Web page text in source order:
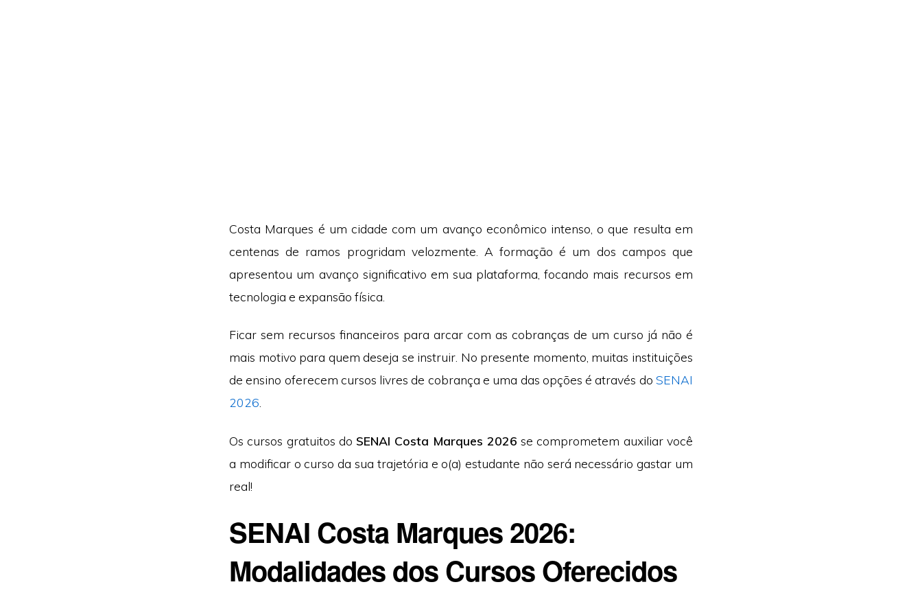
Costa Marques é um cidade com um avanço econômico intenso, o que resulta em
centenas de ramos progridam velozmente. A formação é um dos campos que
apresentou um avanço significativo em sua plataforma, focando mais recursos em
tecnologia e expansão física.
Ficar sem recursos financeiros para arcar com as cobranças de um curso já não é
mais motivo para quem deseja se instruir. No presente momento, muitas instituições
de ensino oferecem cursos livres de cobrança e uma das opções é através do SENAI
2026
Os cursos gratuitos do SENAI Costa Marques 2026 se comprometem auxiliar você
a modificar o curso da sua trajetória e o(a) estudante não será necessário gastar um
real!
SENAI Costa Marques 2026:
Modalidades dos Cursos Oferecidos